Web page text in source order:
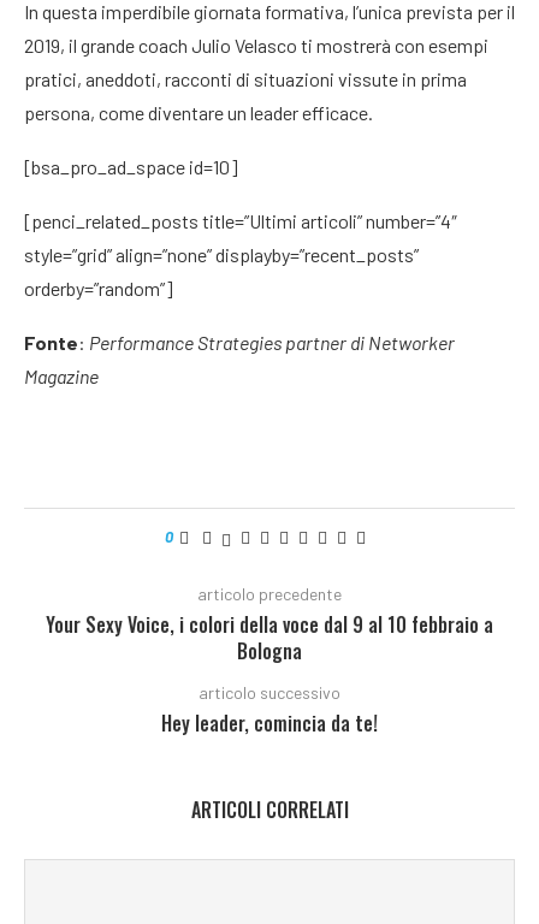
In questa imperdibile giornata formativa, l’unica prevista per il
2019, il grande coach Julio Velasco ti mostrerà con esempi
pratici, aneddoti, racconti di situazioni vissute in prima
persona, come diventare un leader efficace.
[bsa_pro_ad_space id=10]
[penci_related_posts title=”Ultimi articoli” number=”4″
style=”grid” align=”none” displayby=”recent_posts”
orderby=”random”]
Fonte: Performance Strategies partner di Networker
Magazine
0
articolo precedente
Your Sexy Voice, i colori della voce dal 9 al 10 febbraio a
Bologna
articolo successivo
Hey leader, comincia da te!
ARTICOLI CORRELATI